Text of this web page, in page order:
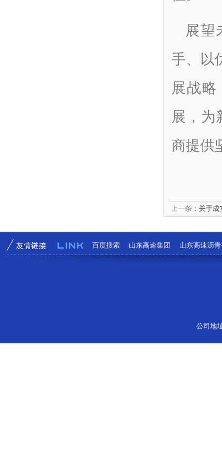
展望
手、以
展战略
展，为
商提供
上一条： 关于成
百度搜索 山东高速集团 山东高速沥
公司地